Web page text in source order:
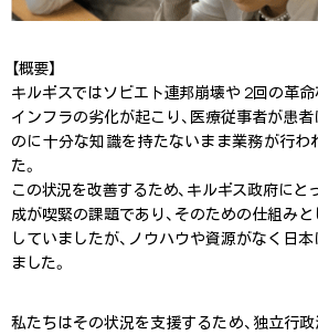
【概要】
キルギスではソビエト連邦崩壊や 2回の革命
インフラの劣化が起こり、医療従事者が患
のに十分な知識を持たないまま業務が行わ
た。
この状況を改善するため、キルギス政府にと
成が喫緊の課題であり、そのための仕組み
していましたが、ノウハウや資源がなく日
ました。
私たちはその状況を支援するため、独立行政